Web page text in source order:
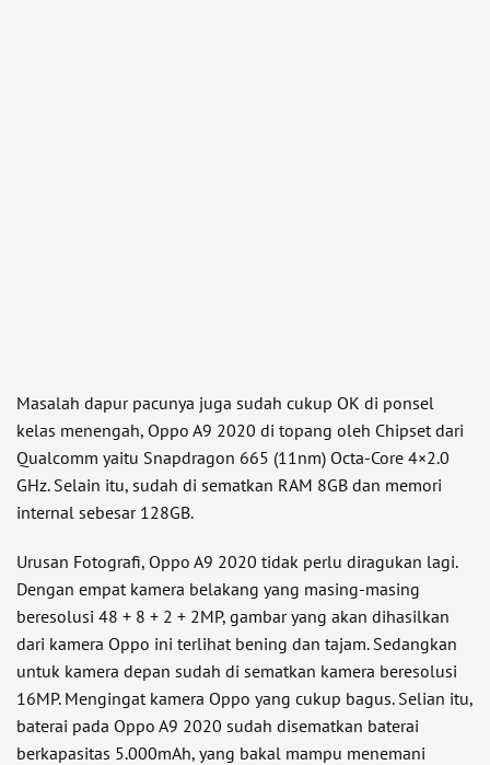
Masalah dapur pacunya juga sudah cukup OK di ponsel
kelas menengah, Oppo A9 2020 di topang oleh Chipset dari
Qualcomm yaitu Snapdragon 665 (11nm) Octa-Core 4×2.0
GHz. Selain itu, sudah di sematkan RAM 8GB dan memori
internal sebesar 128GB.
Urusan Fotografi, Oppo A9 2020 tidak perlu diragukan lagi.
Dengan empat kamera belakang yang masing-masing
beresolusi 48 + 8 + 2 + 2MP, gambar yang akan dihasilkan
dari kamera Oppo ini terlihat bening dan tajam. Sedangkan
untuk kamera depan sudah di sematkan kamera beresolusi
16MP. Mengingat kamera Oppo yang cukup bagus. Selian itu,
baterai pada Oppo A9 2020 sudah disematkan baterai
berkapasitas 5.000mAh, yang bakal mampu menemani